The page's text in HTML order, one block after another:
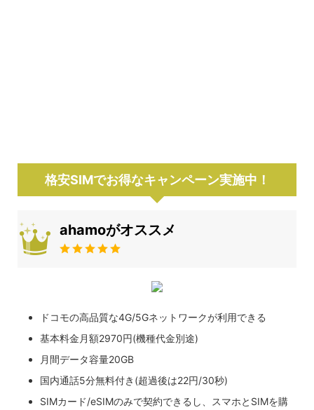
格安SIMでお得なキャンペーン実施中！
ahamoがオススメ
ドコモの高品質な4G/5Gネットワークが利用できる
基本料金月額2970円(機種代金別途)
月間データ容量20GB
国内通話5分無料付き(超過後は22円/30秒)
SIMカード/eSIMのみで契約できるし、スマホとSIMを購